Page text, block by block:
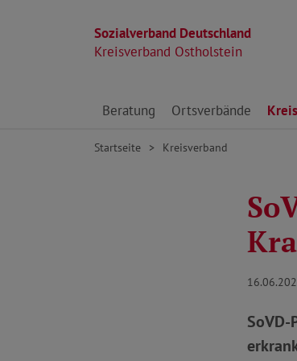
Sozialverband Deutschland
Kreisverband Ostholstein
Direkt zu den Inhalten springen
Beratung Ortsverbände
Startseite Kreisverband